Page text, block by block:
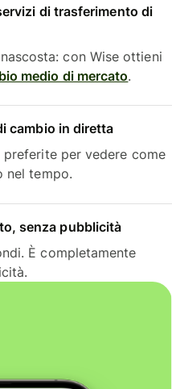
di trasferimento di
con Wise ottieni
medio di mercato.
cambio in diretta
preferite per vedere come
nel tempo.
senza pubblicità
È completamente